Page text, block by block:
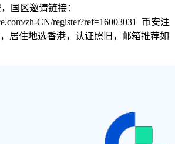
国区邀请链接：
zh-CN/register?ref=16003031 币安注
居住地选香港，认证照旧，邮箱推荐如